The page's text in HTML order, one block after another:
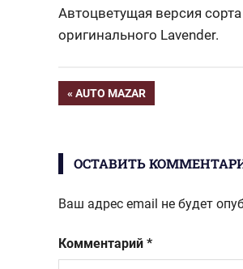
Автоцветущая версия сорта
оригинального Lavender.
Навигация
записям
ПРЕДЫДУЩАЯ
AUTO MAZAR
ОСТАВИТЬ
Ваш адрес email не будет
Комментарий *